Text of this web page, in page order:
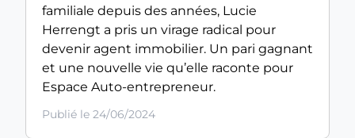
familiale depuis des années, Lucie
Herrengt a pris un virage radical pour
devenir agent immobilier. Un pari gagnant
et une nouvelle vie qu’elle raconte pour
Espace Auto-entrepreneur.
Publié le 24/06/2024